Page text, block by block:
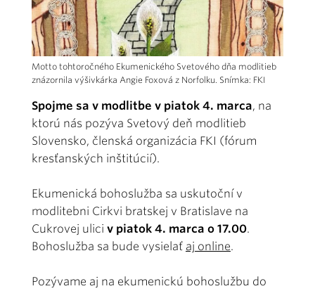
Motto tohtoročného Ekumenického Svetového dňa modlitieb
znázornila výšivkárka Angie Foxová z Norfolku. Snímka: FKI
Spojme sa v modlitbe v piatok 4. marca, na
ktorú nás pozýva Svetový deň modlitieb
Slovensko, členská organizácia FKI (fórum
kresťanských inštitúcií).
Ekumenická bohoslužba sa uskutoční v
modlitebni Cirkvi bratskej v Bratislave na
Cukrovej ulici v piatok 4. marca o 17.00.
Bohoslužba sa bude vysielať aj online.
Pozývame aj na ekumenickú bohoslužbu do